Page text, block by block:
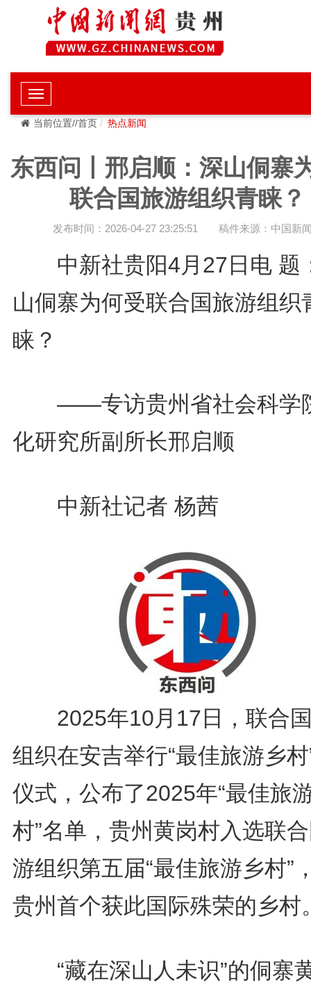
当前位置//首页 热点新闻
东西问丨邢启顺：深山侗寨
联合国旅游组织青睐？
发布时间：2026-04-27 23:25:51 稿件来源：中国新
中新社贵阳4月27日电 题
山侗寨为何受联合国旅游组织
睐？
——专访贵州省社会科学
化研究所副所长邢启顺
中新社记者 杨茜
2025年10月17日，联合
组织在安吉举行“最佳旅游乡
仪式，公布了2025年“最佳旅
村”名单，贵州黄岗村入选联
游组织第五届“最佳旅游乡村”
贵州首个获此国际殊荣的乡村
“藏在深山人未识”的侗寨